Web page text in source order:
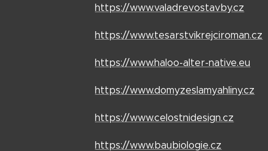
https://www.valadrevostavby.cz
https://www.tesarstvikrejciroman.cz
https://www.haloo-alter-native.eu
https://www.domyzeslamyahliny.cz
https://www.celostnidesign.cz
https://www.baubiologie.cz